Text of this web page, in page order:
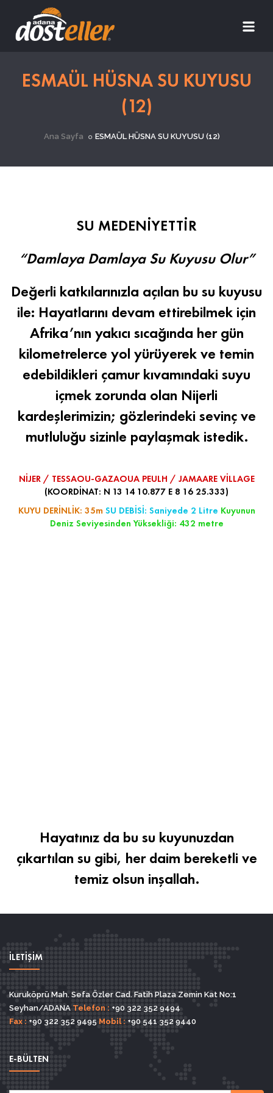
ESMAÜL HÜSNA SU KUYUSU
(12)
Ana Sayfa ESMAÜL HÜSNA SU KUYUSU (12)
SU MEDENİYETTİR
“Damlaya Damlaya Su Kuyusu Olur”
Değerli katkılarınızla açılan bu su kuyusu
ile: Hayatlarını devam ettirebilmek için
Afrika’nın yakıcı sıcağında her gün
kilometrelerce yol yürüyerek ve temin
edebildikleri çamur kıvamındaki suyu
içmek zorunda olan Nijerli
kardeşlerimizin; gözlerindeki sevinç ve
mutluluğu sizinle paylaşmak istedik.
NİJER / TESSAOU-GAZAOUA PEULH / JAMAARE VİLLAGE
(KOORDİNAT: N 13 14 10.877 E 8 16 25.333)
KUYU DERİNLİK: 35m SU DEBİSİ: Saniyede 2 Litre Kuyunun
Deniz Seviyesinden Yüksekliği: 432 metre
Hayatınız da bu su kuyunuzdan
çıkartılan su gibi, her daim bereketli ve
temiz olsun inşallah.
İLETİŞİM
Kuruköprü Mah. Sefa Özler Cad. Fatih Plaza Zemin Kat No:1
Seyhan/ADANA Telefon : +90 322 352 9494
Fax : +90 322 352 9495 Mobil : +90 541 352 9440
E-BÜLTEN